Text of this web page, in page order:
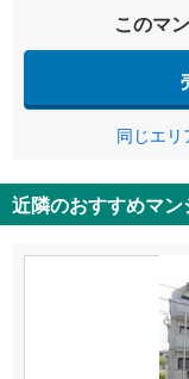
このマ
同じエリ
近隣のおすすめマン